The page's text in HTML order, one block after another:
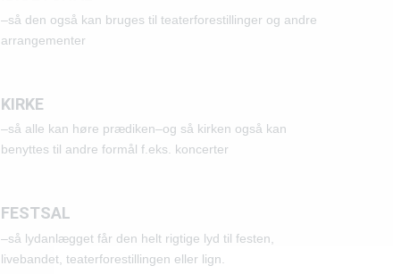
–så den også kan bruges til teaterforestillinger og andre
arrangementer
KIRKE
–så alle kan høre prædiken–og så kirken også kan
benyttes til andre formål f.eks. koncerter
FESTSAL
–så lydanlægget får den helt rigtige lyd til festen,
livebandet, teaterforestillingen eller lign.